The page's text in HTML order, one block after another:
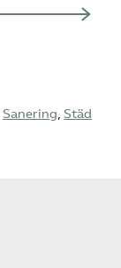
Sanering, Städ